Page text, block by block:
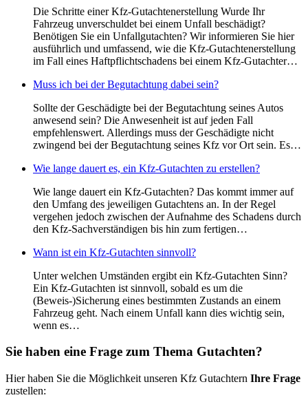
Die Schritte einer Kfz-Gutachtenerstellung Wurde Ihr
Fahrzeug unverschuldet bei einem Unfall beschädigt?
Benötigen Sie ein Unfallgutachten? Wir informieren Sie hier
ausführlich und umfassend, wie die Kfz-Gutachtenerstellung
im Fall eines Haftpflichtschadens bei einem Kfz-Gutachter…
Muss ich bei der Begutachtung dabei sein?
Sollte der Geschädigte bei der Begutachtung seines Autos
anwesend sein? Die Anwesenheit ist auf jeden Fall
empfehlenswert. Allerdings muss der Geschädigte nicht
zwingend bei der Begutachtung seines Kfz vor Ort sein. Es…
Wie lange dauert es, ein Kfz-Gutachten zu erstellen?
Wie lange dauert ein Kfz-Gutachten? Das kommt immer auf
den Umfang des jeweiligen Gutachtens an. In der Regel
vergehen jedoch zwischen der Aufnahme des Schadens durch
den Kfz-Sachverständigen bis hin zum fertigen…
Wann ist ein Kfz-Gutachten sinnvoll?
Unter welchen Umständen ergibt ein Kfz-Gutachten Sinn?
Ein Kfz-Gutachten ist sinnvoll, sobald es um die
(Beweis-)Sicherung eines bestimmten Zustands an einem
Fahrzeug geht. Nach einem Unfall kann dies wichtig sein,
wenn es…
Sie haben eine Frage zum Thema Gutachten?
Hier haben Sie die Möglichkeit unseren Kfz Gutachtern Ihre Frage
zustellen: